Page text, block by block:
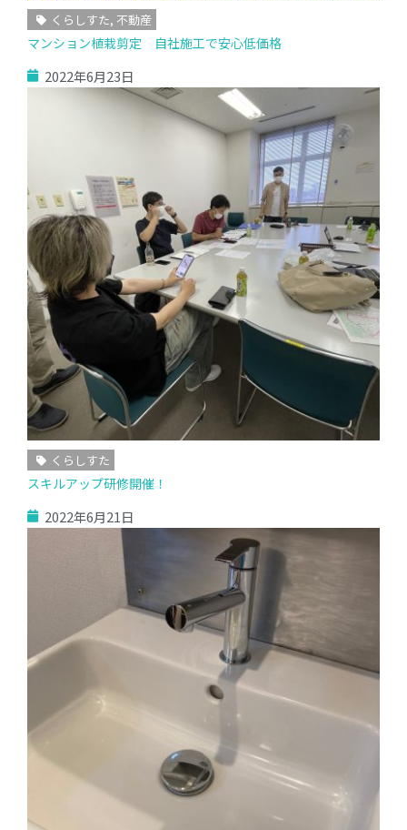
くらしすた, 不動産
マンション植栽剪定 自社施工で安心低価格
2022年6月23日
くらしすた
スキルアップ研修開催！
2022年6月21日